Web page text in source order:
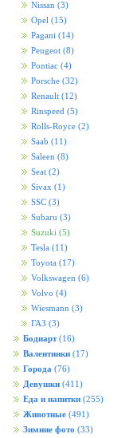
Nissan (3)
Opel (15)
Pagani (14)
Peugeot (8)
Pontiac (4)
Porsche (32)
Renault (12)
Rinspeed (5)
Rolls-Royce (2)
Saab (11)
Saleen (8)
Seat (2)
Sivax (1)
SSC (3)
Subaru (3)
Suzuki (5)
Tesla (11)
Toyota (17)
Volkswagen (6)
Volvo (4)
Wiesmann (3)
ГАЗ (3)
Бодиарт (16)
Валентинки (17)
Города (76)
Девушки (411)
Еда и напитки (255)
Животные (491)
Зимние фото (33)